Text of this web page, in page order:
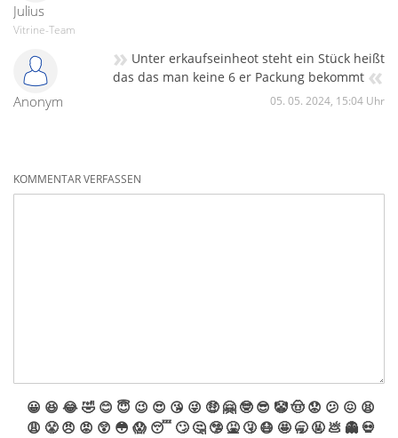
Julius
Vitrine-Team
Anonym
» Unter erkaufseinheot steht ein Stück heißt
das das man keine 6 er Packung bekommt «
05. 05. 2024, 15:04 Uhr
KOMMENTAR VERFASSEN
😀 😆 😂🤣 😊 😇 😉 😍 😘 😜 🤑 🤗 🤓 😎 🤡🤠 😟 😕 😖 😫
😩 😤 😠 😡 😲 😳 😱 😴 🙄 🤔 🤥 🤮 🤧 😷 🤩 🥱 🤬 💩 👻 💀